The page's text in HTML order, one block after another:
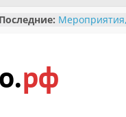
Последние: